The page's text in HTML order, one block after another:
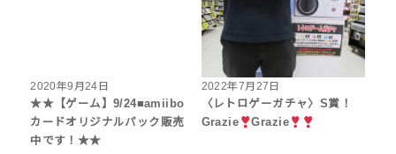
2020年9月24日
★★【ゲーム】9/24■amiibo
カードオリジナルパック販売
中です！★★
2022年7月27日
〈レトロゲーガチャ〉S賞！
Grazie
Grazie